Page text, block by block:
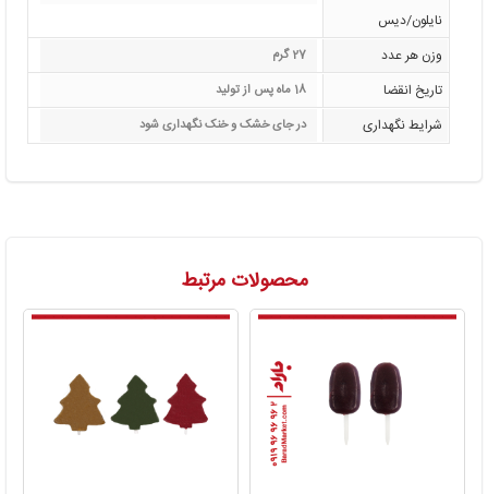
نایلون/دیس
وزن هر عدد 27 گرم
تاریخ انقضا 18 ماه پس از تولید
شرایط نگهداری در جای خشک و خنک نگهداری شود
محصولات مرتبط